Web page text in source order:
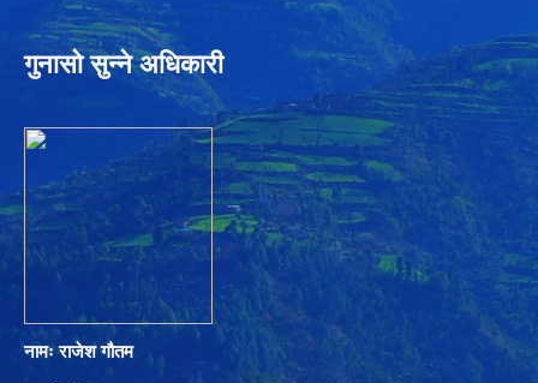
गुनासो सुन्ने अधिकारी
नामः राजेश गौतम